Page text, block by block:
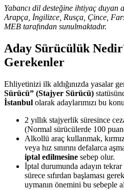
Yabancı dil desteğine ihtiyaç duyan
Arapça, İngilizce, Rusça, Çince,
MEB tarafından sunulmaktadır.
Aday Sürücülük
Gerekenler
Ehliyetinizi ilk aldığınızda yasalar
Sürücü” (Stajyer Sürücü)
İstanbul olarak adaylarımızı bu
2 yıllık stajyerlik süresince ceza
(Normal sürücülerde 100
Alkollü araç kullanmak,
veya hız sınırını defalarca
iptal edilmesine sebep olur.
İptal durumunda adayın tekrar
sürece sıfırdan başlaması
uymanın önemini bu sebeple